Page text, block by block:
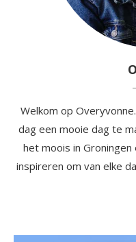
Welkom op
dag een mooie dag te
het moois in Groningen
inspireren om van elke